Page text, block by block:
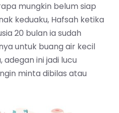
mungkin belum siap
keduaku, Hafsah ketika
20 bulan ia sudah
untuk buang air kecil
adegan ini jadi lucu
minta dibilas atau